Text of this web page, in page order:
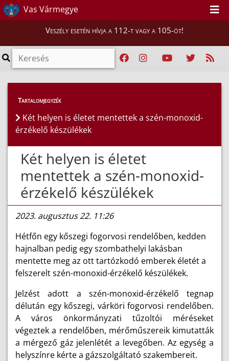
Vas Vármegye
Veszély esetén hívja a 112-t vagy a 105-öt!
Híreink > Hírek
Tartalomjegyzék
Két helyen is életet mentettek a szén-monoxid-
érzékelő készülékek
Két helyen is életet
mentettek a szén-monoxid-
érzékelő készülékek
2023. augusztus 22. 11:26
Hétfőn egy kőszegi fogorvosi rendelőben, kedden
hajnalban pedig egy szombathelyi lakásban
mentette meg az ott tartózkodó emberek életét a
felszerelt szén-monoxid-érzékelő készülékek.
Jelzést adott a szén-monoxid-érzékelő tegnap
délután egy kőszegi, várköri fogorvosi rendelőben.
A város önkormányzati tűzoltói méréseket
végeztek a rendelőben, mérőműszereik kimutatták
a mérgező gáz jelenlétét a levegőben. Az egység a
helyszínre kérte a gázszolgáltató szakembereit.